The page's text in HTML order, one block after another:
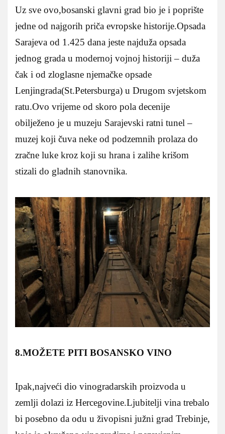
Uz sve ovo,bosanski glavni grad bio je i poprište
jedne od najgorih priča evropske historije.Opsada
Sarajeva od 1.425 dana jeste najduža opsada
jednog grada u modernoj vojnoj historiji – duža
čak i od zloglasne njemačke opsade
Lenjingrada(St.Petersburga) u Drugom svjetskom
ratu.Ovo vrijeme od skoro pola decenije
obilježeno je u muzeju Sarajevski ratni tunel –
muzej koji čuva neke od podzemnih prolaza do
zračne luke kroz koji su hrana i zalihe krišom
stizali do gladnih stanovnika.
8.MOŽETE PITI BOSANSKO VINO
Ipak,najveći dio vinogradarskih proizvoda u
zemlji dolazi iz Hercegovine.Ljubitelji vina trebalo
bi posebno da odu u živopisni južni grad Trebinje,